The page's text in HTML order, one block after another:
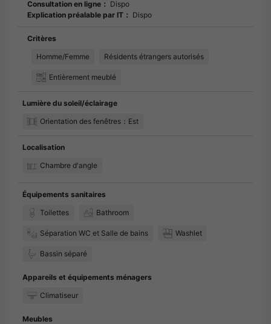
Consultation en ligne： Dispo
Explication préalable par IT： Dispo
Critères
Homme/Femme
Résidents étrangers autorisés
Entièrement meublé
Lumière du soleil/éclairage
Orientation des fenêtres：Est
Localisation
Chambre d'angle
Équipements sanitaires
Toilettes
Bathroom
Séparation WC et Salle de bains Washlet
Bassin séparé
Appareils et équipements ménagers
Climatiseur
Meubles